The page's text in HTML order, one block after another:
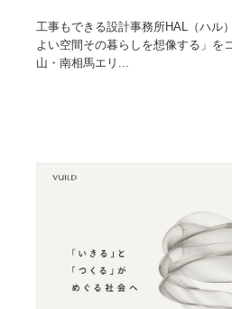
工事もできる設計事務所HAL（ハル
よい空間その暮らしを想像する」を
山・南相馬エリ...